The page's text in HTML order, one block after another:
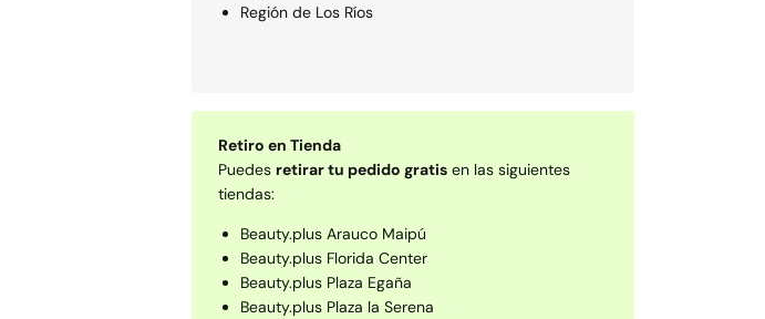
Región de Los Rí­os
Retiro en Tienda
Puedes retirar tu pedido gratis en las siguientes
tiendas:
Beauty.plus Arauco Maipú
Beauty.plus Florida Center
Beauty.plus Plaza Egaña
Beauty.plus Plaza la Serena